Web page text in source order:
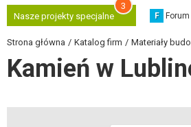
Nasze projekty specjalne
3
F
Strona główna Katalog firm Materiały
Kamień w